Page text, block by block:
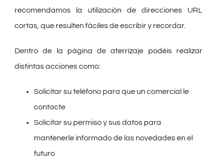
recomendamos la utilización de direcciones URL
cortas, que resulten fáciles de escribir y recordar.
Dentro de la página de aterrizaje podéis realizar
distintas acciones como:
Solicitar su teléfono para que un comercial le
contacte
Solicitar su permiso y sus datos para
mantenerle informado de las novedades en el
futuro